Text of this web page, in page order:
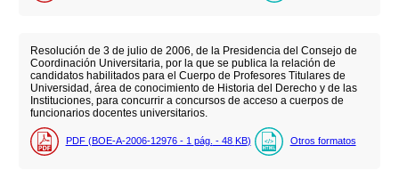
Resolución de 3 de julio de 2006, de la Presidencia del Consejo de
Coordinación Universitaria, por la que se publica la relación de
candidatos habilitados para el Cuerpo de Profesores Titulares de
Universidad, área de conocimiento de Historia del Derecho y de las
Instituciones, para concurrir a concursos de acceso a cuerpos de
funcionarios docentes universitarios.
PDF (BOE-A-2006-12976 - 1 pág. - 48 KB) Otros formatos